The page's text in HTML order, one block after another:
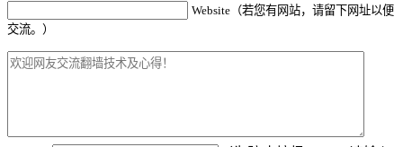
Website（若您有网站，请留下网址以便
交流。）